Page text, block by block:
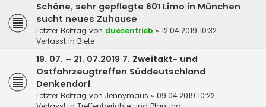
Schöne, sehr gepflegte 601 Limo in München
sucht neues Zuhause
Letzter Beitrag von duesentrieb « 12.04.2019 10:32
Verfasst in Biete
19. 07. – 21. 07.2019 7. Zweitakt- und
Ostfahrzeugtreffen Süddeutschland
Denkendorf
Letzter Beitrag von Jennymaus « 09.04.2019 10:22